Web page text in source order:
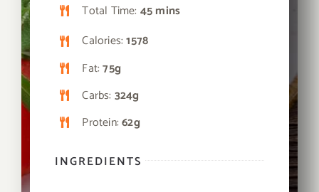
Total Time: 45 mins
Calories:1578
Fat:75g
Carbs: 324g
Protein:62g
INGREDIENTS